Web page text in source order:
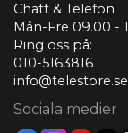
Chatt & Telefon
Mån-Fre 09.00 -
Ring oss på:
010-5163816
info@telestore.se
Sociala medier